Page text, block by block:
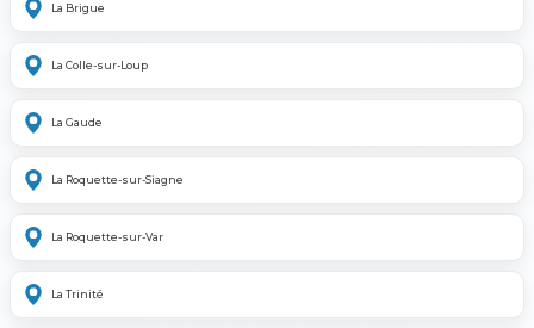
La Brigue
La Colle-sur-Loup
La Gaude
La Roquette-sur-Siagne
La Roquette-sur-Var
La Trinité